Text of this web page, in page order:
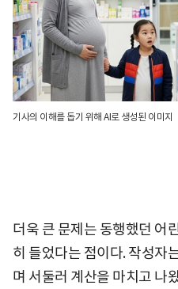
기사의 이해를 돕기 위해 AI로 생성된 이미지
더욱 큰 문제는 동행했던 어
히 들었다는 점이다. 작성자
며 서둘러 계산을 마치고 나